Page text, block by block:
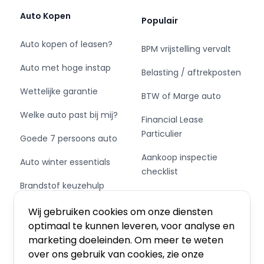
Wij gebruiken cookies om onze diensten
optimaal te kunnen leveren, voor analyse en
marketing doeleinden. Om meer te weten
over ons gebruik van cookies, zie onze
ZATERDAG 15-8 VANAF 12:30 GESLOTEN !!!
Kosten afleverinspectie met kleine beurt,
nieuwe apk keuring en €295,-
volgens fabrieksspecificatie 's, nieuwe APK,
Bovag 40 punten check en 12 maanden Bovag
Het vervangen van de distributieriem (indien
nodig) valt niet binnen het afleverpakket.
Inruil/financiering mogelijk. Bezichtiging buiten
openingstijden (ook op zondag en in de
avonduren) is mogelijk na telefonische
afspraak. Informatie buiten openingstijden, 7
dagen per week tot 22.30 tel:06-51204900. Auto
Auto Kopen
Auto kopen of leasen?
Auto met hoge instap
Wettelijke garantie
Welke auto past bij mij?
Goede 7 persoons auto
Auto winter essentials
Brandstof keuzehulp
Schakel of automaat?
Populair
BPM vrijstelling vervalt
Belasting / aftrekposten
BTW of Marge auto
Financial Lease
Particulier
Aankoop inspectie
checklist
Private Leasen,
Financieren of Kopen?